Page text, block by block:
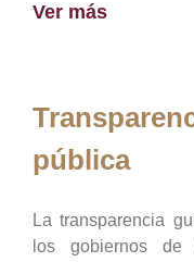
Ver más
pública
La transparencia
los gobiernos